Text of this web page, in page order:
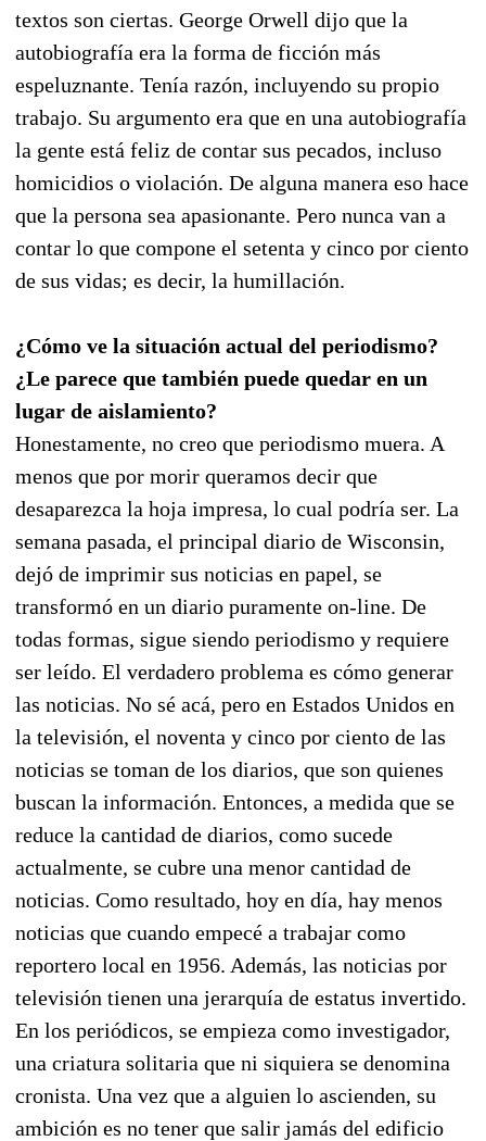
textos son ciertas. George Orwell dijo que la
autobiografía era la forma de ficción más
espeluznante. Tenía razón, incluyendo su propio
trabajo. Su argumento era que en una autobiografía
la gente está feliz de contar sus pecados, incluso
homicidios o violación. De alguna manera eso hace
que la persona sea apasionante. Pero nunca van a
contar lo que compone el setenta y cinco por ciento
de sus vidas; es decir, la humillación.
¿Cómo ve la situación actual del periodismo?
¿Le parece que también puede quedar en un
lugar de aislamiento?
Honestamente, no creo que periodismo muera. A
menos que por morir queramos decir que
desaparezca la hoja impresa, lo cual podría ser. La
semana pasada, el principal diario de Wisconsin,
dejó de imprimir sus noticias en papel, se
transformó en un diario puramente on-line. De
todas formas, sigue siendo periodismo y requiere
ser leído. El verdadero problema es cómo generar
las noticias. No sé acá, pero en Estados Unidos en
la televisión, el noventa y cinco por ciento de las
noticias se toman de los diarios, que son quienes
buscan la información. Entonces, a medida que se
reduce la cantidad de diarios, como sucede
actualmente, se cubre una menor cantidad de
noticias. Como resultado, hoy en día, hay menos
noticias que cuando empecé a trabajar como
reportero local en 1956. Además, las noticias por
televisión tienen una jerarquía de estatus invertido.
En los periódicos, se empieza como investigador,
una criatura solitaria que ni siquiera se denomina
cronista. Una vez que a alguien lo ascienden, su
ambición es no tener que salir jamás del edificio